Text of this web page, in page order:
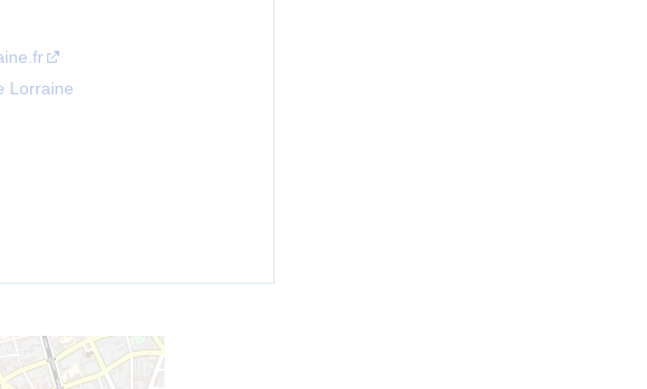
Lorraine